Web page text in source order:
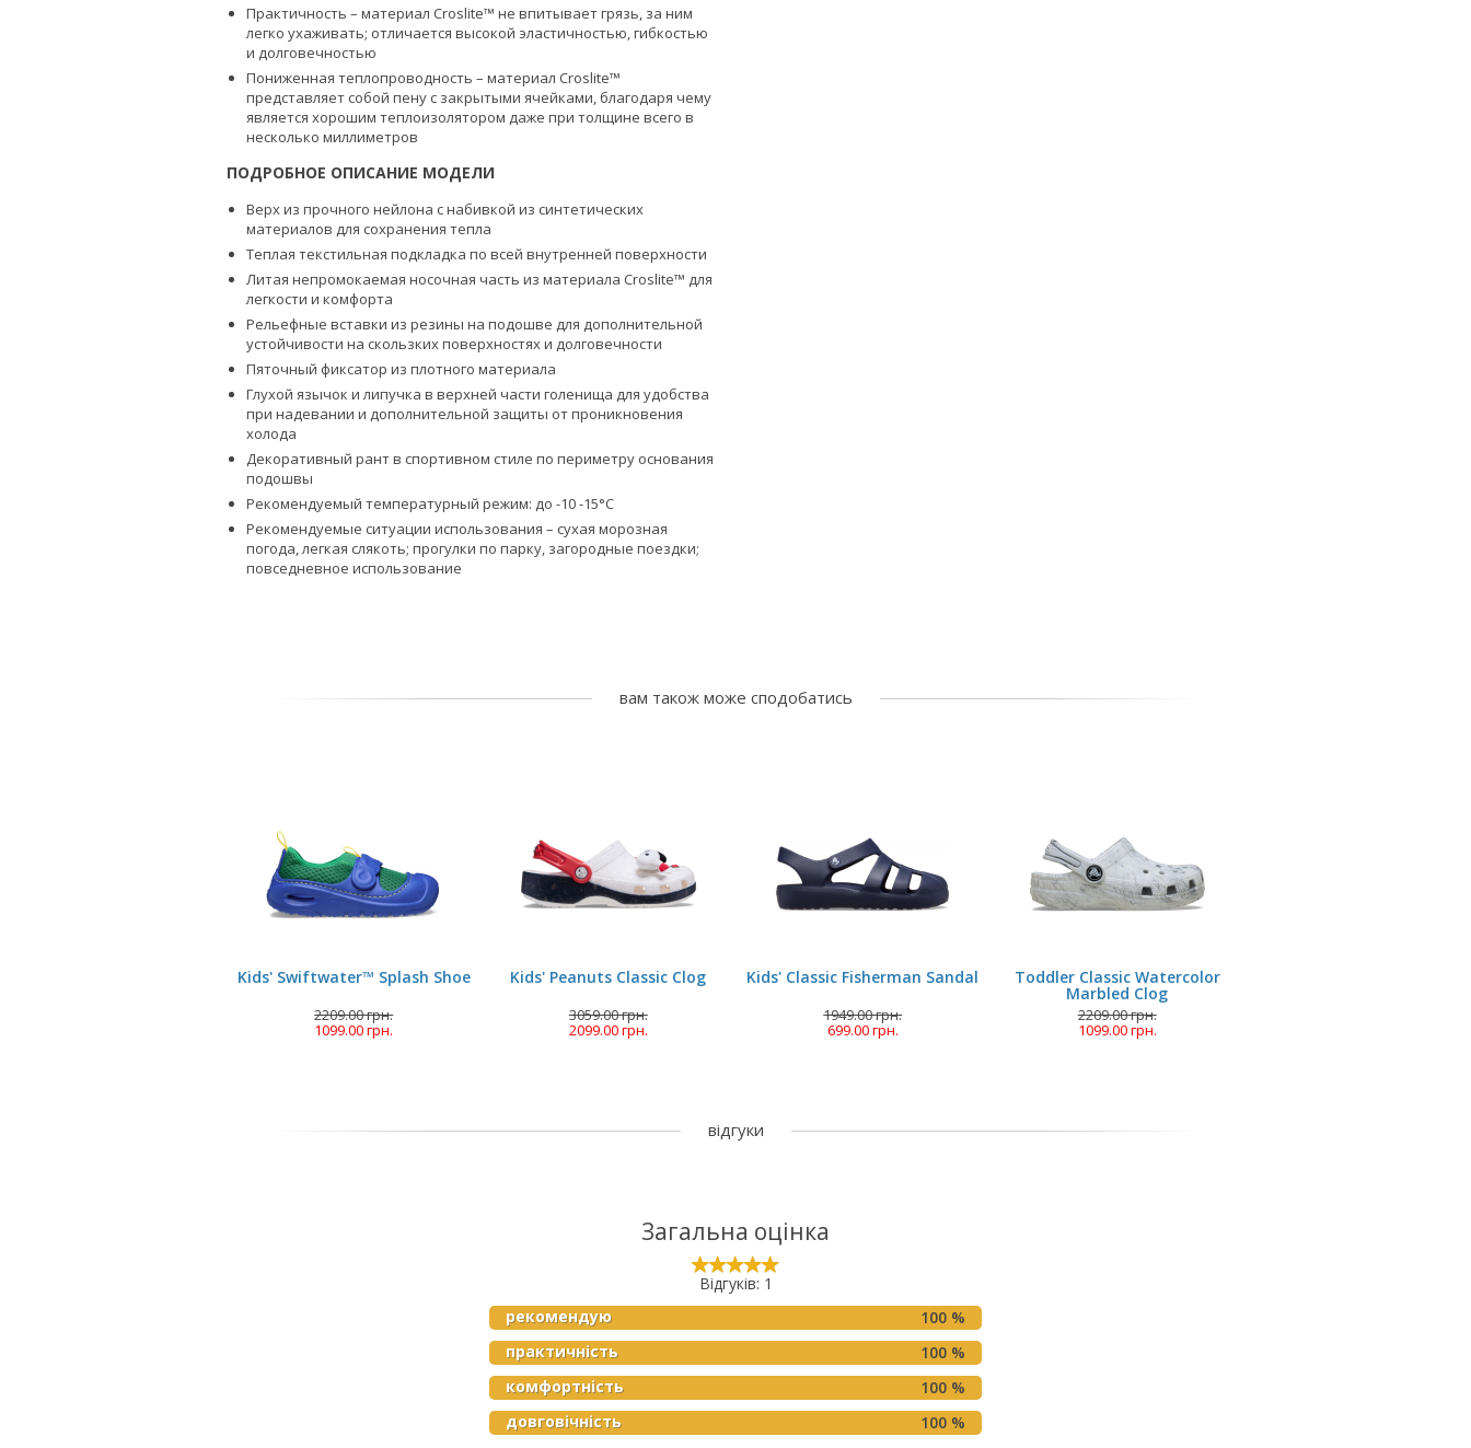
Практичность – материал Croslite™ не впитывает грязь, за ним
легко ухаживать; отличается высокой эластичностью, гибкостью
и долговечностью
Пониженная теплопроводность – материал Croslite™
представляет собой пену с закрытыми ячейками, благодаря чему
является хорошим теплоизолятором даже при толщине всего в
несколько миллиметров
ПОДРОБНОЕ ОПИСАНИЕ МОДЕЛИ
Верх из прочного нейлона с набивкой из синтетических
материалов для сохранения тепла
Теплая текстильная подкладка по всей внутренней поверхности
Литая непромокаемая носочная часть из материала Croslite™ для
легкости и комфорта
Рельефные вставки из резины на подошве для дополнительной
устойчивости на скользких поверхностях и долговечности
Пяточный фиксатор из плотного материала
Глухой язычок и липучка в верхней части голенища для удобства
при надевании и дополнительной защиты от проникновения
холода
Декоративный рант в спортивном стиле по периметру основания
подошвы
Рекомендуемый температурный режим: до -10 -15°С
Рекомендуемые ситуации использования – сухая морозная
погода, легкая слякоть; прогулки по парку, загородные поездки;
повседневное использование
вам також може сподобатись
Kids' Swiftwater™ Splash Shoe
2209.00 грн.
1099.00 грн.
Kids' Peanuts Classic Clog
3059.00 грн.
2099.00 грн.
Kids' Classic Fisherman Sandal
1949.00 грн.
699.00 грн.
Toddler Classic Watercolor
Marbled Clog
2209.00 грн.
1099.00 грн.
відгуки
Загальна оцінка
Відгуків: 1
рекомендую
100 %
практичність
100 %
комфортність
100 %
довговічність
100 %